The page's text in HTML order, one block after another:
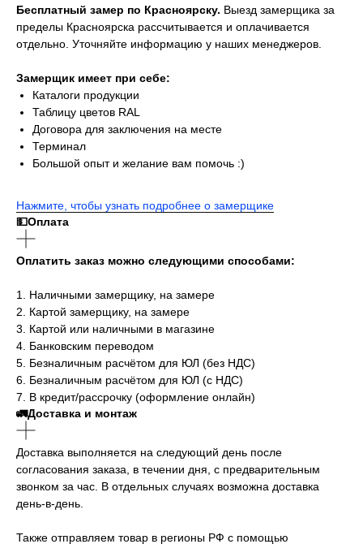
Бесплатный замер по Красноярску. Выезд замерщика за
пределы Красноярска рассчитывается и оплачивается
отдельно. Уточняйте информацию у наших менеджеров.
Замерщик имеет при себе:
Каталоги продукции
Таблицу цветов RAL
Договора для заключения на месте
Терминал
Большой опыт и желание вам помочь :)
Нажмите, чтобы узнать подробнее о замерщике
💵Оплата
Оплатить заказ можно следующими способами:
1. Наличными замерщику, на замере
2. Картой замерщику, на замере
3. Картой или наличными в магазине
4. Банковским переводом
5. Безналичным расчётом для ЮЛ (без НДС)
6. Безналичным расчётом для ЮЛ (с НДС)
7. В кредит/рассрочку (оформление онлайн)
🚛Доставка и монтаж
Доставка выполняется на следующий день после
согласования заказа, в течении дня, с предварительным
звонком за час. В отдельных случаях возможна доставка
день-в-день.
Также отправляем товар в регионы РФ с помощью